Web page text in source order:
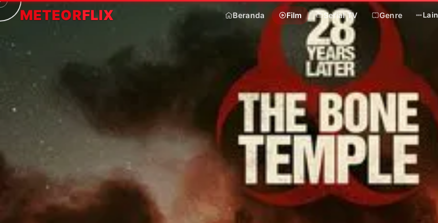
METEORFLIX Beranda Film Serial TV Genre